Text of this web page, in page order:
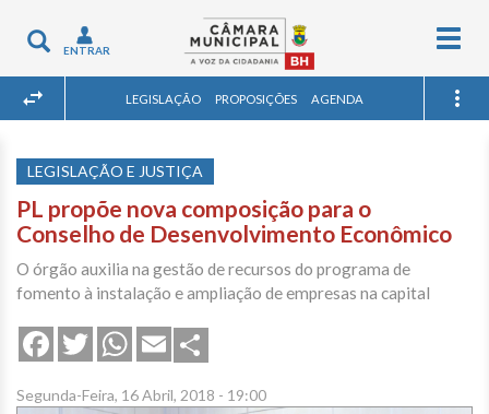
Toggle
navigation
ENTRAR
LEGISLAÇÃO PROPOSIÇÕES AGENDA
LEGISLAÇÃO E JUSTIÇA
PL propõe nova composição para o
Conselho de Desenvolvimento Econômico
O órgão auxilia na gestão de recursos do programa de
fomento à instalação e ampliação de empresas na capital
FacebookTwitterWhatsApp
Email
Segunda-Feira, 16 Abril, 2018 - 19:00